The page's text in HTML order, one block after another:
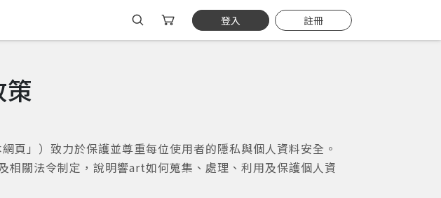
登入 註冊
頁」）致力於保護並尊重每位使用者的隱私與個人資料安全。
關法令制定，說明響art如何蒐集、處理、利用及保護個人資